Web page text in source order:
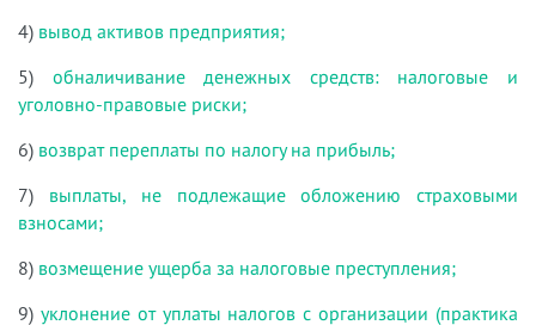
4) вывод активов предприятия;
5) обналичивание денежных средств: налоговые и
уголовно-правовые риски;
6) возврат переплаты по налогу на прибыль;
7) выплаты, не подлежащие обложению страховыми
взносами;
8) возмещение ущерба за налоговые преступления;
9) уклонение от уплаты налогов с организации (практика